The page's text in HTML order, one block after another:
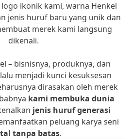
ikonik kami, warna Henkel
jenis huruf baru yang unik dan
merek kami langsung
dikenali.
– bisnisnya, produknya, dan
menjadi kunci kesuksesan
dirasakan oleh merek
kami membuka dunia
jenis huruf generasi
peluang karya seni
tanpa batas.